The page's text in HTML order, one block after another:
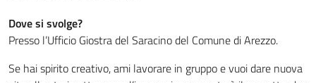
Dove si svolge?
Presso l’Ufficio Giostra del Saracino del Comune di Arezzo.
Se hai spirito creativo, ami lavorare in gruppo e vuoi dare nuova